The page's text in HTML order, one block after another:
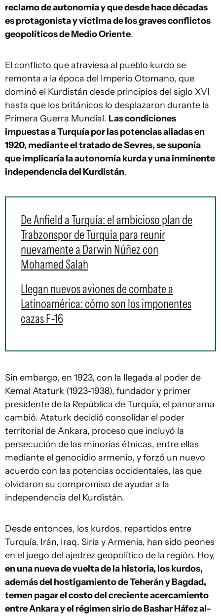
reclamo de autonomía y que desde hace décadas
es protagonista y víctima de los graves conflictos
geopolíticos de Medio Oriente.
El conflicto que atraviesa al pueblo kurdo se
remonta a la época del Imperio Otomano, que
dominó el Kurdistán desde principios del siglo XVI
hasta que los británicos lo desplazaron durante la
Primera Guerra Mundial. Las condiciones
impuestas a Turquía por las potencias aliadas en
1920, mediante el tratado de Sevres, se suponía
que implicaría la autonomía kurda y una inminente
independencia del Kurdistán.
De Anfield a Turquía: el ambicioso plan de
Trabzonspor de Turquía para reunir
nuevamente a Darwin Núñez con
Mohamed Salah
Llegan nuevos aviones de combate a
Latinoamérica: cómo son los imponentes
cazas F-16
Sin embargo, en 1923, con la llegada al poder de
Kemal Ataturk (1923-1938), fundador y primer
presidente de la República de Turquía, el panorama
cambió. Ataturk decidió consolidar el poder
territorial de Ankara, proceso que incluyó la
persecución de las minorías étnicas, entre ellas
mediante el genocidio armenio, y forzó un nuevo
acuerdo con las potencias occidentales, las que
olvidaron su compromiso de ayudar a la
independencia del Kurdistán.
Desde entonces, los kurdos, repartidos entre
Turquía, Irán, Iraq, Siria y Armenia, han sido peones
en el juego del ajedrez geopolítico de la región. Hoy,
en una nueva de vuelta de la historia, los kurdos,
además del hostigamiento de Teherán y Bagdad,
temen pagar el costo del creciente acercamiento
entre Ankara y el régimen sirio de Bashar Háfez al-